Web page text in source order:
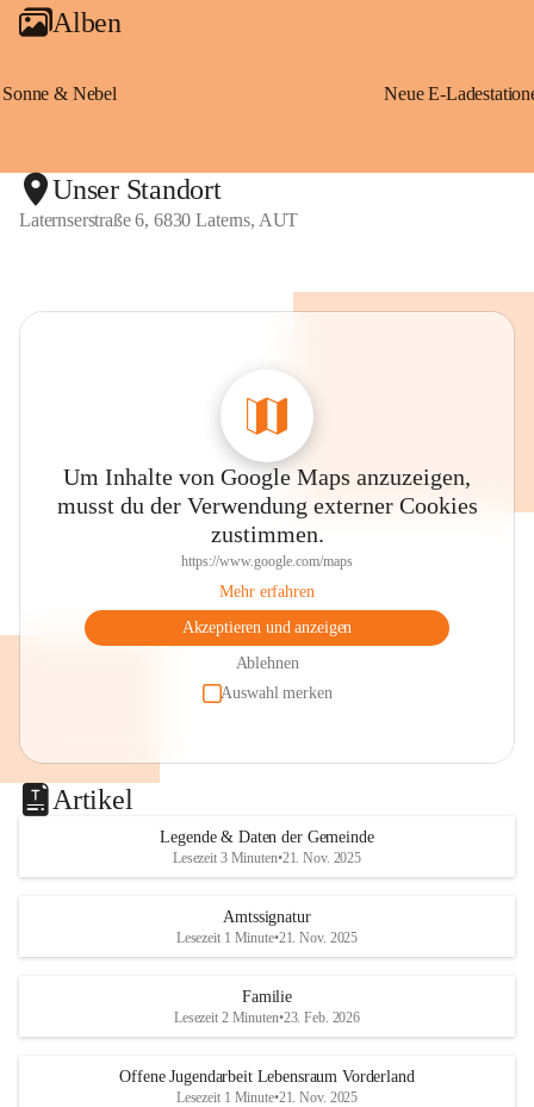
Alben
Sonne & Nebel
Unser Standort
Laternserstraße 6, 6830 Laterns, AUT
Um Inhalte von Google Maps anzuzeigen,
musst du der Verwendung externer Cookies
zustimmen.
https://www.google.com/maps
Mehr erfahren
Akzeptieren und anzeigen
Ablehnen
Auswahl merken
Artikel
Legende & Daten der Gemeinde
Lesezeit 3 Minuten•21. Nov. 2025
Amtssignatur
Lesezeit 1 Minute•21. Nov. 2025
Familie
Lesezeit 2 Minuten•23. Feb. 2026
Offene Jugendarbeit Lebensraum Vorderland
Lesezeit 1 Minute•21. Nov. 2025